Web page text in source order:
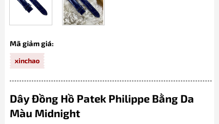
Mã giảm giá:
xinchao
Dây Đồng Hồ Patek Philippe Bằng Da
Màu Midnight